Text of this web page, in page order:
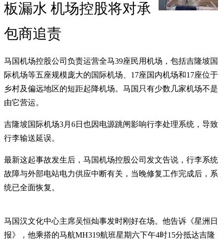
板漏水 机场控股将对承
包商追责
马国机场控股公司负责运营全马39座民用机场，包括吉隆坡国
际机场等五座规模庞大的国际机场、17座国内机场和17座位于
乡村及偏远地区的短距起降机场。马国只有少数几家机场不是
由它营运。
吉隆坡国际机场3月6日也因电源跳闸影响行李处理系统，导致
行李输送延误。
最新这起事故发生后，马国机场控股公司发文告说，行李系统
故障与外部电站电力供应中断有关，当晚修复工作完成后，系
统已全面恢复。
马国汉文化中心主席吴恒灿事发时刚好在场。他告诉《星洲日
报》，他乘搭的马航MH319航班星期六下午4时15分抵达吉隆